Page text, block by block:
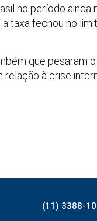
no período ainda
taxa fechou no
que
à crise
(11) 3388-